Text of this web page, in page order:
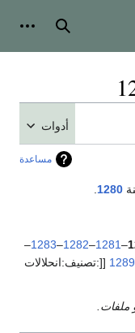
بحث
أدوات
مساعدة
1280
–
1281
–
1282
–
1283
–
1289 [[:تصنيف:انحلالات
ملفات.